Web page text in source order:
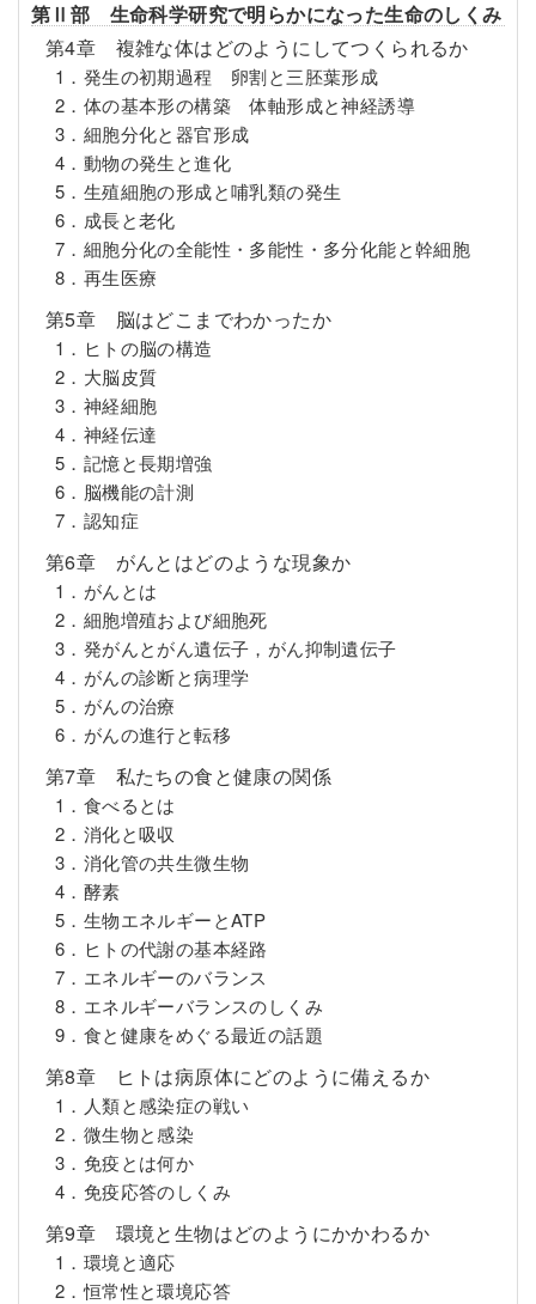
第Ⅱ部 生命科学研究で明らかになった生命のしくみ
第4章 複雑な体はどのようにしてつくられるか
1．発生の初期過程 卵割と三胚葉形成
2．体の基本形の構築 体軸形成と神経誘導
3．細胞分化と器官形成
4．動物の発生と進化
5．生殖細胞の形成と哺乳類の発生
6．成長と老化
7．細胞分化の全能性・多能性・多分化能と幹細胞
8．再生医療
第5章 脳はどこまでわかったか
1．ヒトの脳の構造
2．大脳皮質
3．神経細胞
4．神経伝達
5．記憶と長期増強
6．脳機能の計測
7．認知症
第6章 がんとはどのような現象か
1．がんとは
2．細胞増殖および細胞死
3．発がんとがん遺伝子，がん抑制遺伝子
4．がんの診断と病理学
5．がんの治療
6．がんの進行と転移
第7章 私たちの食と健康の関係
1．食べるとは
2．消化と吸収
3．消化管の共生微生物
4．酵素
5．生物エネルギーとATP
6．ヒトの代謝の基本経路
7．エネルギーのバランス
8．エネルギーバランスのしくみ
9．食と健康をめぐる最近の話題
第8章 ヒトは病原体にどのように備えるか
1．人類と感染症の戦い
2．微生物と感染
3．免疫とは何か
4．免疫応答のしくみ
第9章 環境と生物はどのようにかかわるか
1．環境と適応
2．恒常性と環境応答